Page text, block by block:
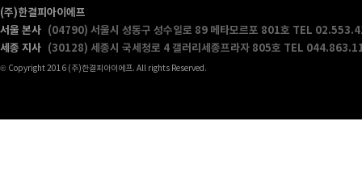
(주)한결피아이에프
서울 본사 (04790) 서울시 성동구 성수일로 89 메타모르포 801호 TEL
세종 지사 (30128) 세종시 국세청로 4 갤러리세종프라자 805호 TEL
© Copyright 2016 (주)한결피아이에프. All rights Reserved.